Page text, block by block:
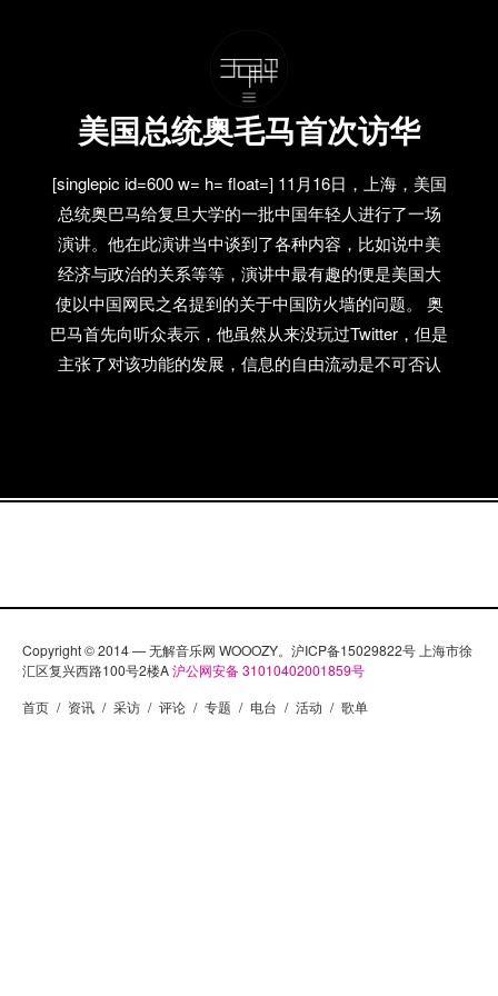
美国总统奥毛马首次访华
[singlepic id=600 w= h= float=] 11月16日，上海，美国
总统奥巴马给复旦大学的一批中国年轻人进行了一场
演讲。他在此演讲当中谈到了各种内容，比如说中美
经济与政治的关系等等，演讲中最有趣的便是美国大
使以中国网民之名提到的关于中国防火墙的问题。 奥
巴马首先向听众表示，他虽然从来没玩过Twitter，但是
主张了对该功能的发展，信息的自由流动是不可否认
甚多网站之一，Youtube上不了，就阻止了我们收看最
的博客，等等……等等…… 作为音乐迷，我还是认为
Copyright © 2014 — 无解音乐网 WOOOZY。沪ICP备15029822号 上海市徐
汇区复兴西路100号2楼A沪公网安备 31010402001859号
首页 / 资讯 / 采访 / 评论 / 专题 / 电台 / 活动 / 歌单